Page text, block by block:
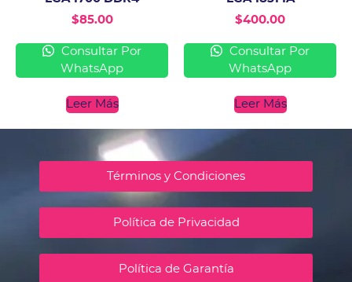
$85.00
Consultar Por
WhatsApp
Leer Más
$400.00
Consultar Por
WhatsApp
Leer Más
Términos y Condiciones
Política de Privacidad
Política de Garantía